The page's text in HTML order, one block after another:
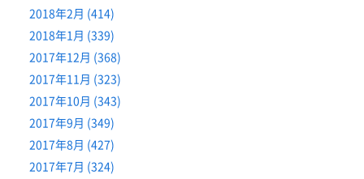
2018年2月 (414)
2018年1月 (339)
2017年12月 (368)
2017年11月 (323)
2017年10月 (343)
2017年9月 (349)
2017年8月 (427)
2017年7月 (324)